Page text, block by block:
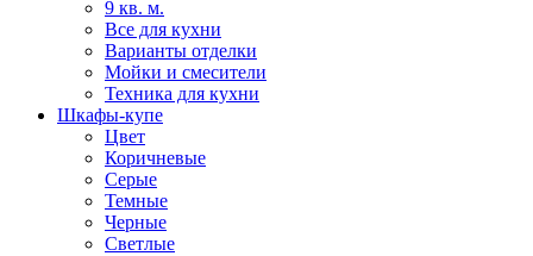
9 кв. м.
Все для кухни
Варианты отделки
Мойки и смесители
Техника для кухни
Шкафы-купе
Цвет
Коричневые
Серые
Темные
Черные
Светлые